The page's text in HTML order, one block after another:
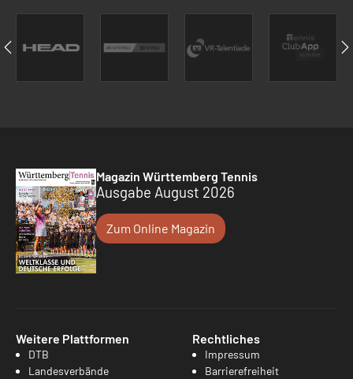
Magazin Württemberg Tennis
Ausgabe August 2026
Zum Online Magazin
Weitere Plattformen
DTB
Landesverbände
Rechtliches
Impressum
Barrierefreiheit